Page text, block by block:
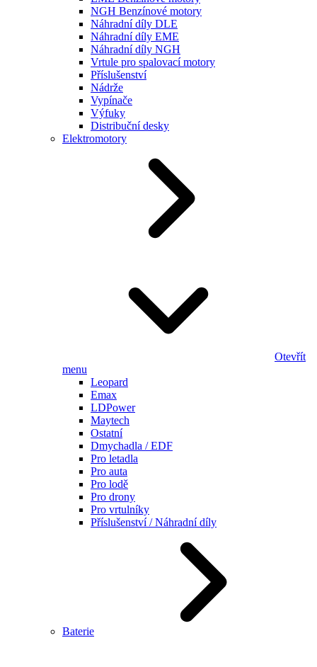
NGH Benzínové motory
Náhradní díly DLE
Náhradní díly EME
Náhradní díly NGH
Vrtule pro spalovací motory
Příslušenství
Nádrže
Vypínače
Výfuky
Distribuční desky
Elektromotory
Otevřít
menu
Leopard
Emax
LDPower
Maytech
Ostatní
Dmychadla / EDF
Pro letadla
Pro auta
Pro lodě
Pro drony
Pro vrtulníky
Příslušenství / Náhradní díly
Baterie